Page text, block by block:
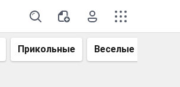
Прикольные Веселые